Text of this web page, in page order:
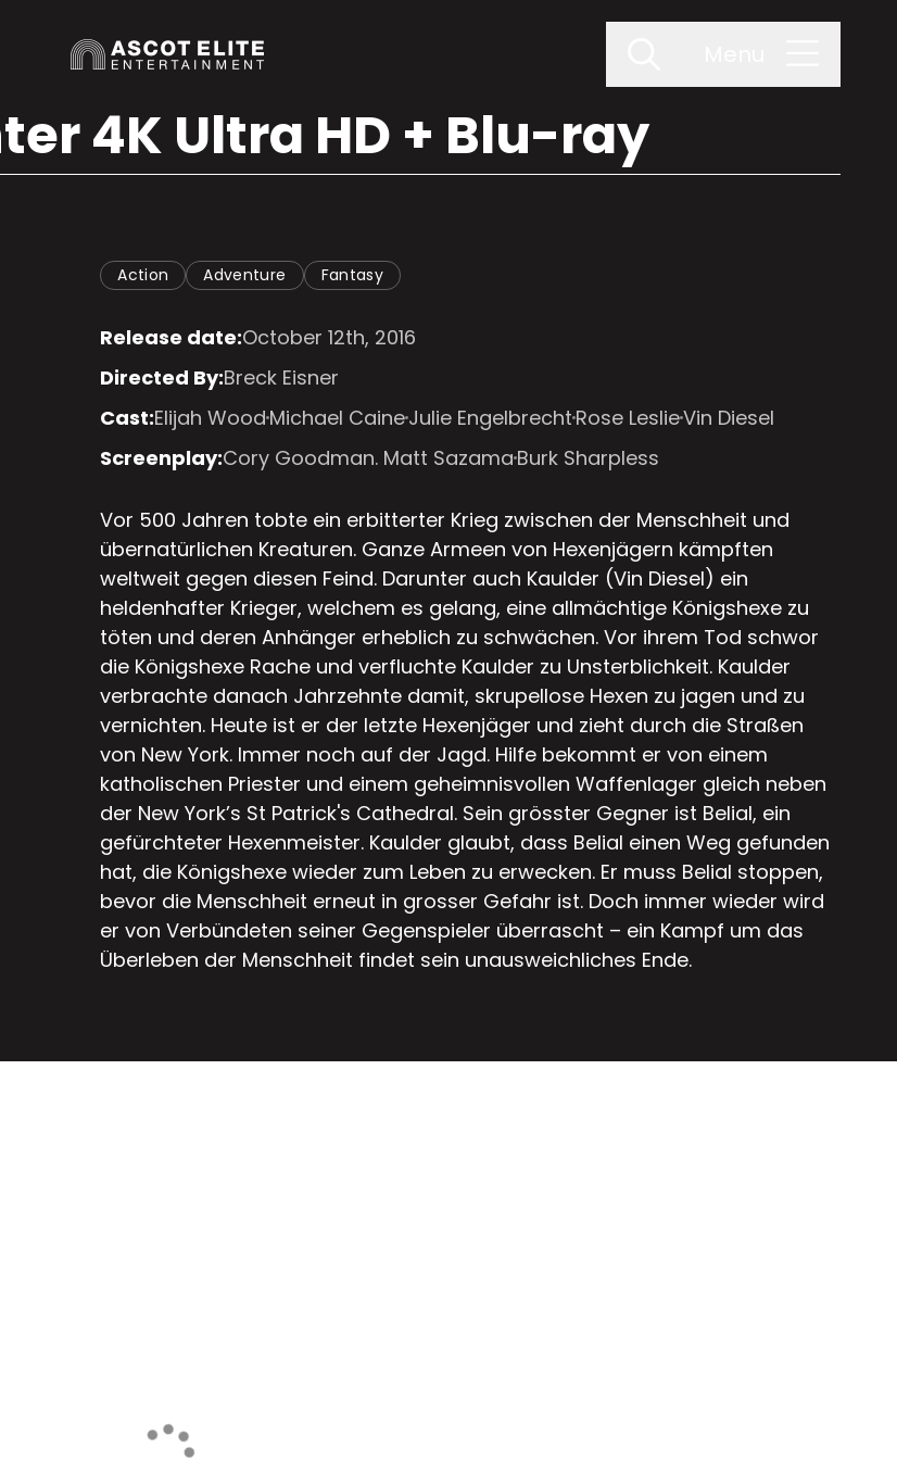
4K Ultra HD + Blu-ray
Action Adventure Fantasy
Release date:October 12th, 2016
Directed By:Breck Eisner
Cast:Elijah WoodMichael CaineJulie EngelbrechtRose LeslieVin Diesel
Screenplay:Cory Goodman. Matt SazamaBurk Sharpless
Vor 500 Jahren tobte ein erbitterter Krieg zwischen der Menschheit und
übernatürlichen Kreaturen. Ganze Armeen von Hexenjägern kämpften
weltweit gegen diesen Feind. Darunter auch Kaulder (Vin Diesel) ein
heldenhafter Krieger, welchem es gelang, eine allmächtige Königshexe zu
töten und deren Anhänger erheblich zu schwächen. Vor ihrem Tod schwor
die Königshexe Rache und verfluchte Kaulder zu Unsterblichkeit. Kaulder
verbrachte danach Jahrzehnte damit, skrupellose Hexen zu jagen und zu
vernichten. Heute ist er der letzte Hexenjäger und zieht durch die Straßen
von New York. Immer noch auf der Jagd. Hilfe bekommt er von einem
katholischen Priester und einem geheimnisvollen Waffenlager gleich neben
der New York’s St Patrick's Cathedral. Sein grösster Gegner ist Belial, ein
gefürchteter Hexenmeister. Kaulder glaubt, dass Belial einen Weg gefunden
hat, die Königshexe wieder zum Leben zu erwecken. Er muss Belial stoppen,
bevor die Menschheit erneut in grosser Gefahr ist. Doch immer wieder wird
er von Verbündeten seiner Gegenspieler überrascht – ein Kampf um das
Überleben der Menschheit findet sein unausweichliches Ende.